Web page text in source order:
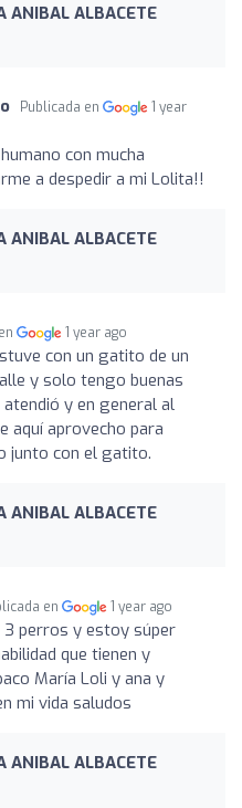
ANIBAL ALBACETE
Publicada en
1 year
con mucha
a despedir a mi Lolita!!
ANIBAL ALBACETE
1 year ago
con un gatito de un
y solo tengo buenas
y en general al
aquí aprovecho para
junto con el gatito.
ANIBAL ALBACETE
en 1 year ago
3 perros y estoy súper
que tienen y
María Loli y ana y
mi vida saludos
ANIBAL ALBACETE